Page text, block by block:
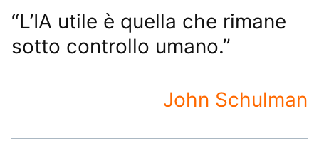
“L’IA utile è quella che rimane
sotto controllo umano.”
John Schulman